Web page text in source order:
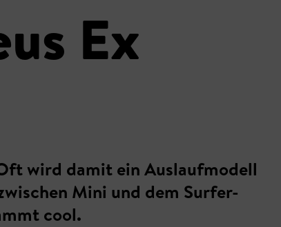
Ex
wird damit ein Auslaufmodell
Mini und dem Surfer-
cool.